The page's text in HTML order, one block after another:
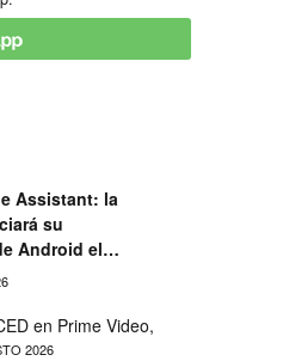
Assistant: la
su
Android el
en Prime Video,
2026